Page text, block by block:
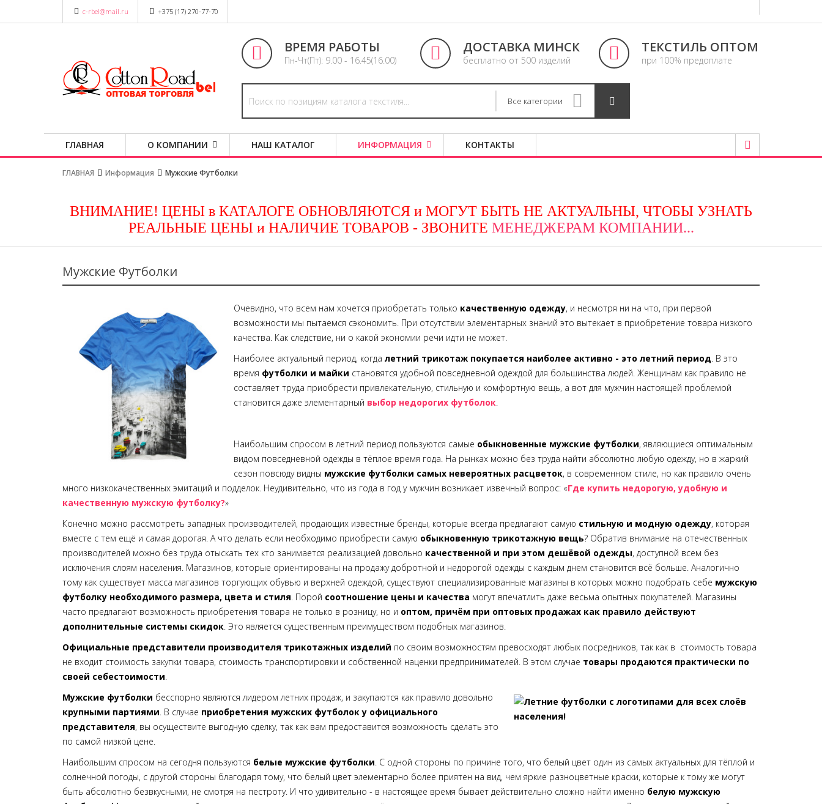
c-rbel@mail.ru +375 (17) 270-77-70
ВРЕМЯ РАБОТЫ
Пн-Чт(Пт): 9.00 - 16.45(16.00)
ДОСТАВКА МИНСК
бесплатно от 500 изделий
ТЕКСТИЛЬ ОПТОМ
при 100% предоплате
Все категории
ГЛАВНАЯ О КОМПАНИИ НАШ КАТАЛОГ ИНФОРМАЦИЯ КОНТАКТЫ
ГЛАВНАЯ Информация Мужские Футболки
ВНИМАНИЕ! ЦЕНЫ в КАТАЛОГЕ ОБНОВЛЯЮТСЯ и МОГУТ БЫТЬ НЕ АКТУАЛЬНЫ, ЧТОБЫ УЗНАТЬ
РЕАЛЬНЫЕ ЦЕНЫ и НАЛИЧИЕ ТОВАРОВ - ЗВОНИТЕ МЕНЕДЖЕРАМ КОМПАНИИ...
Мужские Футболки
Очевидно, что всем нам хочется приобретать только качественную одежду, и несмотря ни на что, при первой
возможности мы пытаемся сэкономить. При отсутствии элементарных знаний это вытекает в приобретение товара низкого
качества. Как следствие, ни о какой экономии речи идти не может.
Наиболее актуальный период, когда летний трикотаж покупается наиболее активно - это летний период. В это
время футболки и майки становятся удобной повседневной одеждой для большинства людей. Женщинам как правило не
составляет труда приобрести привлекательную, стильную и комфортную вещь, а вот для мужчин настоящей проблемой
становится даже элементарный выбор недорогих футболок.
Наибольшим спросом в летний период пользуются самые обыкновенные мужские футболки, являющиеся оптимальным
видом повседневной одежды в тёплое время года. На рынках можно без труда найти абсолютно любую одежду, но в жаркий
сезон повсюду видны мужские футболки самых невероятных расцветок, в современном стиле, но как правило очень
много низкокачественных эмитаций и подделок. Неудивительно, что из года в год у мужчин возникает извечный вопрос: «Где купить недорогую, удобную и
качественную мужскую футболку?»
Конечно можно рассмотреть западных производителей, продающих известные бренды, которые всегда предлагают самую стильную и модную одежду, которая
вместе с тем ещё и самая дорогая. А что делать если необходимо приобрести самую обыкновенную трикотажную вещь? Обратив внимание на отечественных
производителей можно без труда отыскать тех кто занимается реализацией довольно качественной и при этом дешёвой одежды, доступной всем без
исключения слоям населения. Магазинов, которые ориентированы на продажу добротной и недорогой одежды с каждым днем становится всё больше. Аналогично
тому как существует масса магазинов торгующих обувью и верхней одеждой, существуют специализированные магазины в которых можно подобрать себе мужскую
футболку необходимого размера, цвета и стиля. Порой соотношение цены и качества могут впечатлить даже весьма опытных покупателей. Магазины
часто предлагают возможность приобретения товара не только в розницу, но и оптом, причём при оптовых продажах как правило действуют
дополнительные системы скидок. Это является существенным преимуществом подобных магазинов.
Официальные представители производителя трикотажных изделий по своим возможностям превосходят любых посредников, так как в стоимость товара
не входит стоимость закупки товара, стоимость транспортировки и собственной наценки предпринимателей. В этом случае товары продаются практически по
своей себестоимости.
Мужские футболки бесспорно являются лидером летних продаж, и закупаются как правило довольно
крупными партиями. В случае приобретения мужских футболок у официального
представителя, вы осуществите выгодную сделку, так как вам предоставится возможность сделать это
по самой низкой цене.
Наибольшим спросом на сегодня пользуются белые мужские футболки. С одной стороны по причине того, что белый цвет один из самых актуальных для тёплой и
солнечной погоды, с другой стороны благодаря тому, что белый цвет элементарно более приятен на вид, чем яркие разноцветные краски, которые к тому же могут
быть абсолютно безвкусными, не смотря на пестроту. И что удивительно - в настоящее время бывает действительно сложно найти именно белую мужскую